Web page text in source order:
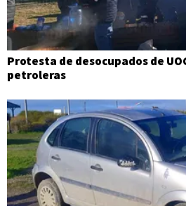
Protesta de desocupados de
petroleras